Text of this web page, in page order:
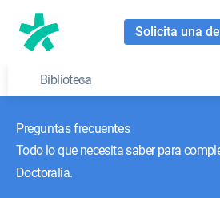
Solicita una
Biblioteca
Preguntas frecuentes
Todo lo que necesita saber para
Doctoralia.